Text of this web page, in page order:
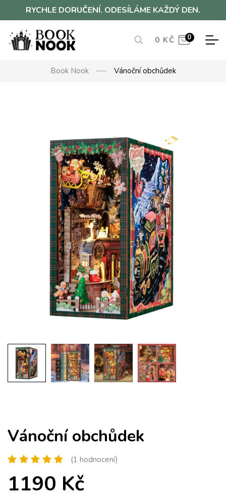
RYCHLE DORUČENÍ. ODESÍLÁME KAŽDÝ DEN.
0 KČ 0
Book Nook Vánoční obchůdek
Vánoční obchůdek
(1 hodnocení)
1190 Kč